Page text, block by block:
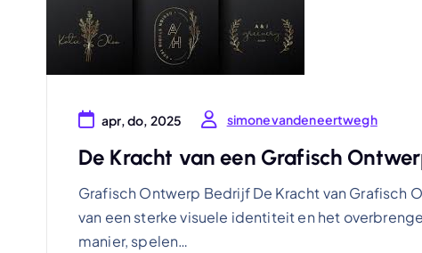
apr, do, 2025 simonevandeneertwegh
De Kracht van een Grafisch
Grafisch Ontwerp Bedrijf De Kracht van Grafisch
van een sterke visuele identiteit en het
manier, spelen…